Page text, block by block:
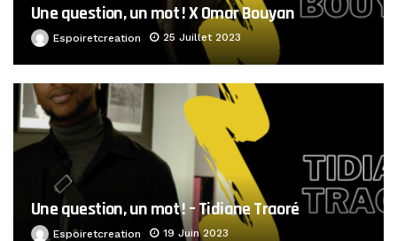
Une question, un mot ! X Omar Bouyan
Espoiretcreation 25 Juillet 2023
Une question, un mot ! – Tidiane Traoré
Espoiretcreation 19 Juin 2023